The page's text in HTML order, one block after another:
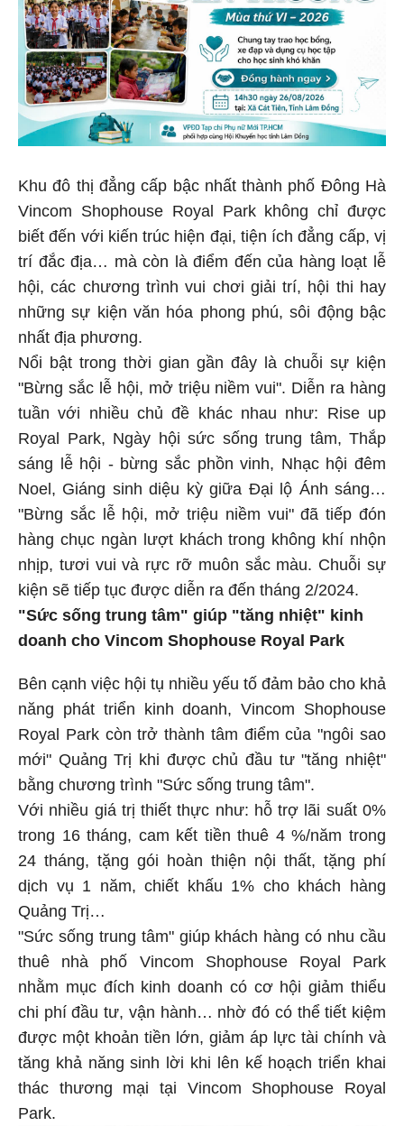
Khu đô thị đẳng cấp bậc nhất thành phố Đông Hà
Vincom Shophouse Royal Park không chỉ được
biết đến với kiến trúc hiện đại, tiện ích đẳng cấp, vị
trí đắc địa… mà còn là điểm đến của hàng loạt lễ
hội, các chương trình vui chơi giải trí, hội thi hay
những sự kiện văn hóa phong phú, sôi động bậc
nhất địa phương.
Nổi bật trong thời gian gần đây là chuỗi sự kiện
"Bừng sắc lễ hội, mở triệu niềm vui". Diễn ra hàng
tuần với nhiều chủ đề khác nhau như: Rise up
Royal Park, Ngày hội sức sống trung tâm, Thắp
sáng lễ hội - bừng sắc phồn vinh, Nhạc hội đêm
Noel, Giáng sinh diệu kỳ giữa Đại lộ Ánh sáng…
"Bừng sắc lễ hội, mở triệu niềm vui" đã tiếp đón
hàng chục ngàn lượt khách trong không khí nhộn
nhịp, tươi vui và rực rỡ muôn sắc màu. Chuỗi sự
kiện sẽ tiếp tục được diễn ra đến tháng 2/2024.
"Sức sống trung tâm" giúp "tăng nhiệt" kinh
doanh cho Vincom Shophouse Royal Park
Bên cạnh việc hội tụ nhiều yếu tố đảm bảo cho khả
năng phát triển kinh doanh, Vincom Shophouse
Royal Park còn trở thành tâm điểm của "ngôi sao
mới" Quảng Trị khi được chủ đầu tư "tăng nhiệt"
bằng chương trình "Sức sống trung tâm".
Với nhiều giá trị thiết thực như: hỗ trợ lãi suất 0%
trong 16 tháng, cam kết tiền thuê 4 %/năm trong
24 tháng, tặng gói hoàn thiện nội thất, tặng phí
dịch vụ 1 năm, chiết khấu 1% cho khách hàng
Quảng Trị…
"Sức sống trung tâm" giúp khách hàng có nhu cầu
thuê nhà phố Vincom Shophouse Royal Park
nhằm mục đích kinh doanh có cơ hội giảm thiểu
chi phí đầu tư, vận hành… nhờ đó có thể tiết kiệm
được một khoản tiền lớn, giảm áp lực tài chính và
tăng khả năng sinh lời khi lên kế hoạch triển khai
thác thương mại tại Vincom Shophouse Royal
Park.